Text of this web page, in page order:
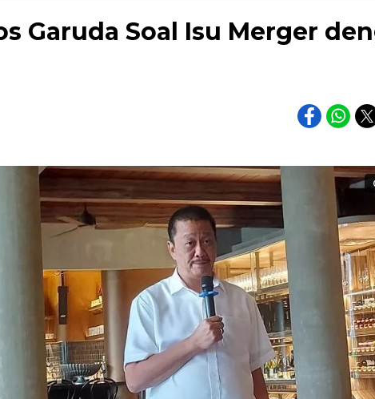
Garuda Soal Isu Merger